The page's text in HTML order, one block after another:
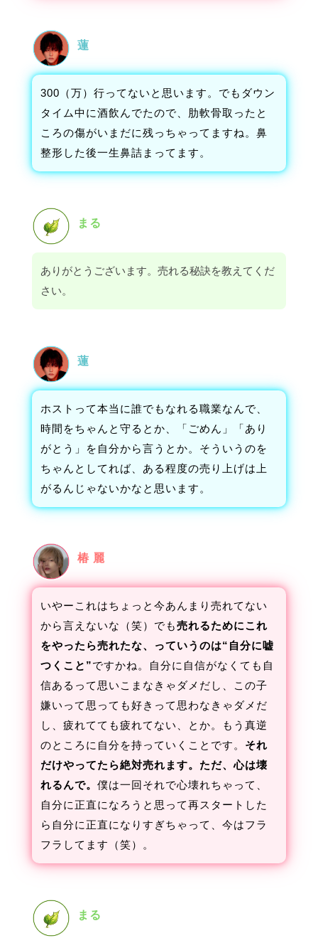
蓮
300（万）行ってないと思います。でもダウン
タイム中に酒飲んでたので、肋軟骨取ったと
ころの傷がいまだに残っちゃってますね。鼻
整形した後一生鼻詰まってます。
まる
ありがとうございます。売れる秘訣を教えてくだ
さい。
蓮
ホストって本当に誰でもなれる職業なんで、
時間をちゃんと守るとか、「ごめん」「あり
がとう」を自分から言うとか。そういうのを
ちゃんとしてれば、ある程度の売り上げは上
がるんじゃないかなと思います。
椿 麗
いやーこれはちょっと今あんまり売れてない
から言えないな（笑）でも売れるためにこれ
をやったら売れたな、っていうのは“自分に嘘
つくこと”ですかね。自分に自信がなくても自
信あるって思いこまなきゃダメだし、この子
嫌いって思っても好きって思わなきゃダメだ
し、疲れてても疲れてない、とか。もう真逆
のところに自分を持っていくことです。 それ
だけやってたら絶対売れます。ただ、心は壊
れるんで。 僕は一回それで心壊れちゃって、
自分に正直になろうと思って再スタートした
ら自分に正直になりすぎちゃって、今はフラ
フラしてます（笑）。
まる